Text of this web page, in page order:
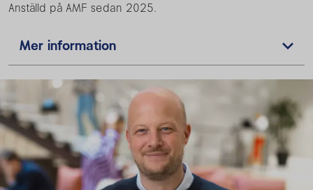
Anställd på AMF sedan 2025.
Mer information